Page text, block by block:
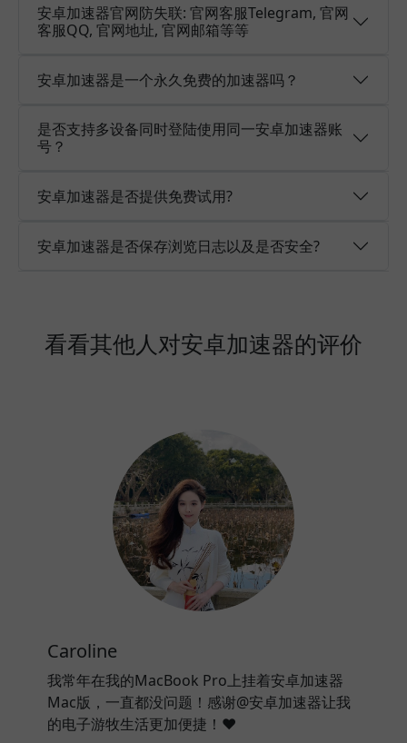
安卓加速器官网防失联: 官网客服Telegram, 官网
客服QQ, 官网地址, 官网邮箱等等
安卓加速器是一个永久免费的加速器吗？
是否支持多设备同时登陆使用同一安卓加速器账
号？
安卓加速器是否提供免费试用?
安卓加速器是否保存浏览日志以及是否安全?
看看其他人对安卓加速器的评价
Caroline
我常年在我的MacBook Pro上挂着安卓加速器
Mac版，一直都没问题！感谢@安卓加速器让我
的电子游牧生活更加便捷！❤️